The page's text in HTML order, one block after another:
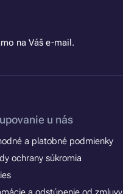
na Váš e-mail.
u nás
a platobné podmienky
ochrany súkromia